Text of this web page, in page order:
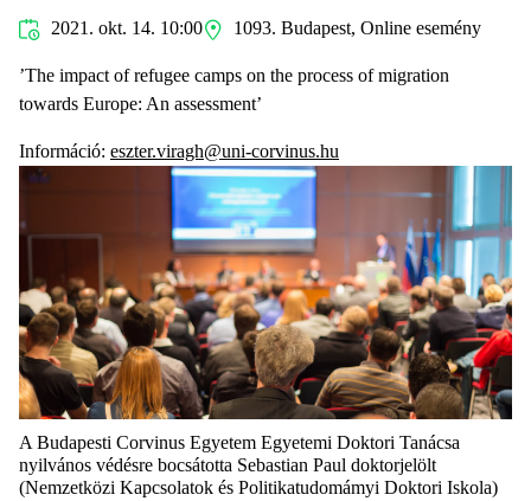
2021. okt. 14. 10:00 1093. Budapest, Online esemény
’The impact of refugee camps on the process of migration
towards Europe: An assessment’
Információ: eszter.viragh@uni-corvinus.hu
A Budapesti Corvinus Egyetem Egyetemi Doktori Tanácsa
nyilvános védésre bocsátotta Sebastian Paul doktorjelölt
(Nemzetközi Kapcsolatok és Politikatudomámyi Doktori Iskola)